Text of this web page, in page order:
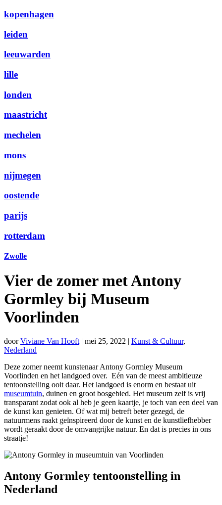
kopenhagen
leiden
leeuwarden
lille
londen
maastricht
mechelen
mons
nijmegen
oostende
parijs
rotterdam
Zwolle
Vier de zomer met Antony
Gormley bij Museum
Voorlinden
doorViviane Van Hooft | mei 25, 2022 | Kunst & Cultuur,
Nederland
Deze zomer neemt kunstenaar Antony Gormley Museum
Voorlinden en het landgoed over. Eén van de meest ambitieuze
tentoonstelling ooit daar. Het landgoed is enorm en bestaat uit
museumtuin, duinen en groot bosgebied. Het museum zelf is vrij
transparant zodat ook al heb je geen kaartje, je toch van een deel van
de kunst kan genieten. Of wat mij betreft beter gezegd, de
natuurmens raakt geïnspireerd door de kunst en de kunstliefhebber
wordt geraakt door de omvangrijke natuur. En dat is precies in ons
straatje!
Antony Gormley tentoonstelling in
Nederland